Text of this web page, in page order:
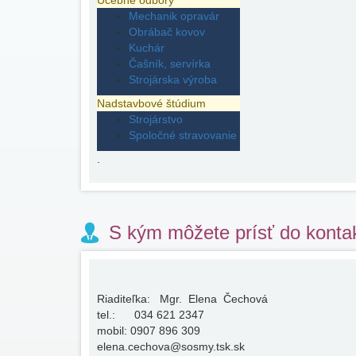
Mechanik opravár
Obrábač kovov
Kuchár
Čašník, servírka
Strojárska výroba
Nadstavbové štúdium
Strojárstvo
Spoločné stravovanie
S kým môžete prísť do
Riaditeľka: Mgr. Elena Čechová
tel.: 034 621 2347
mobil: 0907 896 309
elena.cechova@sosmy.tsk.sk